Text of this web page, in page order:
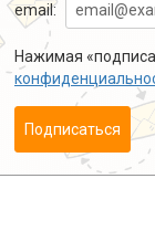
email:
Нажимая
Подписаться